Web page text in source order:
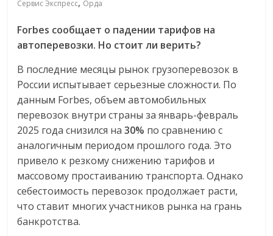
технологиях,
соцсетях
Портал
об
онлайн-
торговле,
сервисах
для
Commerce,
ритейле,
логистике,
технологиях,
Сервис Экспресс Орда
Forbes сообщает о падении тарифов на
автоперевозки. Но стоит ли верить?
В последние месяцы рынок грузоперевозок в
России испытывает серьезные сложности. По
данным Forbes, объем автомобильных
перевозок внутри страны за январь-февраль
2025 года снизился на30% по сравнению с
аналогичным периодом прошлого года. Это
привело к резкому снижению тарифов и
массовому простаиванию транспорта. Однако
себестоимость перевозок продолжает расти,
что ставит многих участников рынка на грань
банкротства.